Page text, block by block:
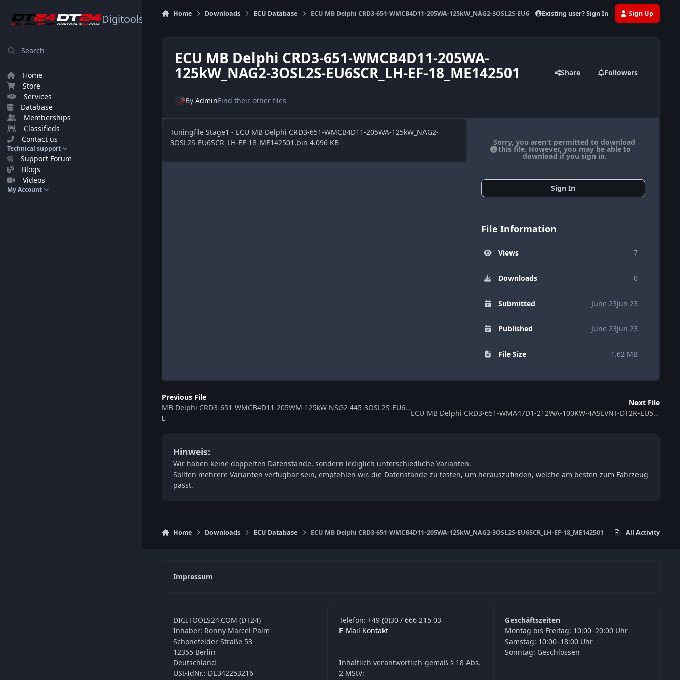
Digitools24.com
Search
Home
Store
Services
Database
Memberships
Classifieds
Contact us
Technical support
Support Forum
Blogs
Videos
My Account
Home Downloads ECU Database ECU MB Delphi CRD3-651-WMCB4D11-205WA-125kW_NAG2-3OSL2S-EU6SCR_LH-EF-18_ME142501
Existing user? Sign In Sign Up
ECU MB Delphi CRD3-651-WMCB4D11-205WA-
125kW_NAG2-3OSL2S-EU6SCR_LH-EF-18_ME142501 Share Followers
By AdminFind their other files
Tuningfile Stage1 - ECU MB Delphi CRD3-651-WMCB4D11-205WA-125kW_NAG2-
3OSL2S-EU6SCR_LH-EF-18_ME142501.bin 4.096 KB
Sorry, you aren't permitted to download
this file. However, you may be able to
download if you sign in.
Sign In
File Information
Views 7
Downloads 0
Submitted June 23Jun 23
Published June 23Jun 23
File Size 1.62 MB
Previous File
MB Delphi CRD3-651-WMCB4D11-205WM-125kW NSG2 445-3OSL2S-EU6SCR LH-EF-18 ME142501
Next File
ECU MB Delphi CRD3-651-WMA47D1-212WA-100KW-4ASLVNT-DT2R-EU5OP_LH-EF-09_ME110501
Hinweis:
Wir haben keine doppelten Datenstände, sondern lediglich unterschiedliche Varianten.
Sollten mehrere Varianten verfügbar sein, empfehlen wir, die Datenstände zu testen, um herauszufinden, welche am besten zum Fahrzeug
passt.
Home Downloads ECU Database ECU MB Delphi CRD3-651-WMCB4D11-205WA-125kW_NAG2-3OSL2S-EU6SCR_LH-EF-18_ME142501 All Activity
Impressum
DIGITOOLS24.COM (DT24)
Inhaber: Ronny Marcel Palm
Schönefelder Straße 53
12355 Berlin
Deutschland
USt-IdNr.: DE342253216
Telefon: +49 (0)30 / 666 215 03
E-Mail Kontakt
Inhaltlich verantwortlich gemäß § 18 Abs.
2 MStV:
Geschäftszeiten
Montag bis Freitag: 10:00–20:00 Uhr
Samstag: 10:00–18:00 Uhr
Sonntag: Geschlossen